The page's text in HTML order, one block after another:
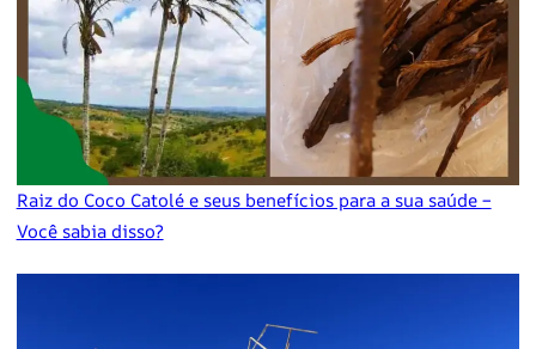
Raiz do Coco Catolé e seus benefícios para a sua saúde –
Você sabia disso?